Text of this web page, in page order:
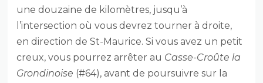
une douzaine de kilomètres, jusqu’à
l’intersection où vous devrez tourner à droite,
en direction de St-Maurice. Si vous avez un petit
creux, vous pourrez arrêter au Casse-Croûte la
Grondinoise (#64), avant de poursuivre sur la